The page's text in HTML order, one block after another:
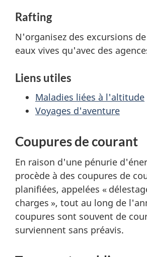
Rafting
N'organisez des excursions
eaux vives qu'avec des
Liens utiles
Maladies liées à l'altitude
Voyages d'aventure
Coupures de courant
En raison d'une pénurie
procède à des coupures de
planifiées, appelées «
charges », tout au long de
coupures sont souvent de
surviennent sans préavis.